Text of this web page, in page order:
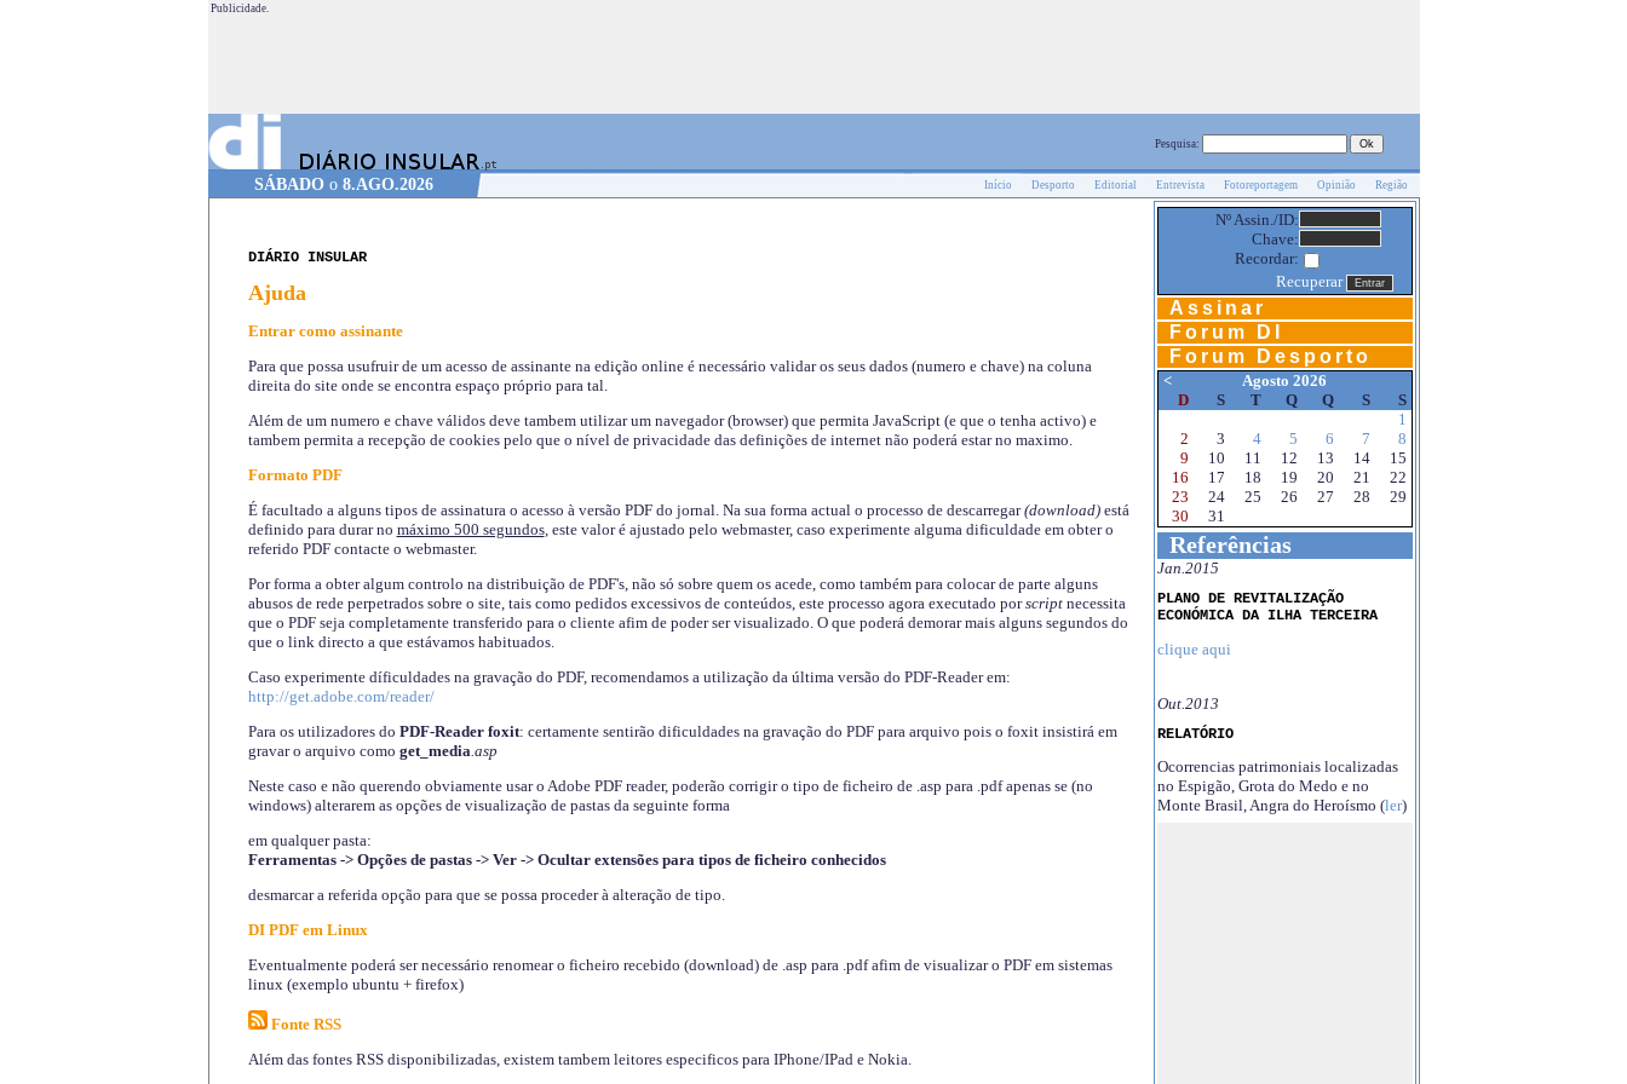
Publicidade.
Pesquisa:
SÁBADO o 8.AGO.2026 Início Desporto Editorial Entrevista Fotoreportagem Opinião Região
DIÁRIO INSULAR
Ajuda
Entrar como assinante
Para que possa usufruir de um acesso de assinante na edição online é necessário validar os seus dados (numero e chave) na coluna
direita do site onde se encontra espaço próprio para tal.
Além de um numero e chave válidos deve tambem utilizar um navegador (browser) que permita JavaScript (e que o tenha activo) e
tambem permita a recepção de cookies pelo que o nível de privacidade das definições de internet não poderá estar no maximo.
Formato PDF
É facultado a alguns tipos de assinatura o acesso à versão PDF do jornal. Na sua forma actual o processo de descarregar(download)está
definido para durar no máximo 500 segundos, este valor é ajustado pelo webmaster, caso experimente alguma dificuldade em obter o
referido PDF contacte o webmaster.
Por forma a obter algum controlo na distribuição de PDF's, não só sobre quem os acede, como também para colocar de parte alguns
abusos de rede perpetrados sobre o site, tais como pedidos excessivos de conteúdos, este processo agora executado porscriptnecessita
que o PDF seja completamente transferido para o cliente afim de poder ser visualizado. O que poderá demorar mais alguns segundos do
que o link directo a que estávamos habituados.
Caso experimente díficuldades na gravação do PDF, recomendamos a utilização da última versão do PDF-Reader em:
http://get.adobe.com/reader/
Para os utilizadores do PDF-Reader foxit: certamente sentirão dificuldades na gravação do PDF para arquivo pois o foxit insistirá em
gravar o arquivo como get_media.asp
Neste caso e não querendo obviamente usar o Adobe PDF reader, poderão corrigir o tipo de ficheiro de .asp para .pdf apenas se (no
windows) alterarem as opções de visualização de pastas da seguinte forma
em qualquer pasta:
Ferramentas -> Opções de pastas -> Ver -> Ocultar extensões para tipos de ficheiro conhecidos
desmarcar a referida opção para que se possa proceder à alteração de tipo.
DI PDF em Linux
Eventualmente poderá ser necessário renomear o ficheiro recebido (download) de .asp para .pdf afim de visualizar o PDF em sistemas
linux (exemplo ubuntu + firefox)
Fonte RSS
Além das fontes RSS disponibilizadas, existem tambem leitores especificos para IPhone/IPad e Nokia.
Nº Assin./ID:
Chave:
Recordar:
Recuperar
Assinar
Forum DI
Forum Desporto
<
Agosto 2026
D
S T Q Q S
S
1
2
3 4 5 6 7
8
9
10 11 12 13 14
15
16
17 18 19 20 21
22
23
24 25 26 27 28
29
30
31
Referências
Jan.2015
PLANO DE REVITALIZAÇÃO
ECONÓMICA DA ILHA TERCEIRA
clique aqui
Out.2013
RELATÓRIO
Ocorrencias patrimoniais localizadas
no Espigão, Grota do Medo e no
Monte Brasil, Angra do Heroísmo (ler)